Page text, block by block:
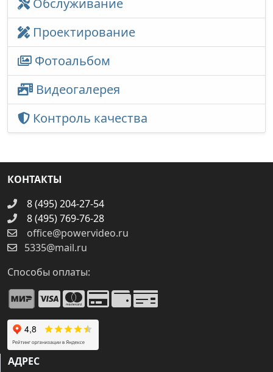
Обслуживание
Проектирование
Фотоальбом
Видеогалерея
Контроль качества
КОНТАКТЫ
8 (495) 204-27-54
8 (495) 769-76-28
office@powervideo.ru
5335@mail.ru
Способы оплаты:
АДРЕС